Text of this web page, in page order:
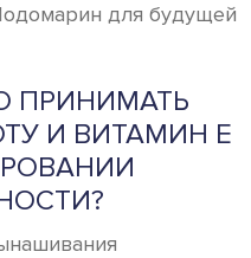
для будущей
ПРИНИМАТЬ
И ВИТАМИН Е